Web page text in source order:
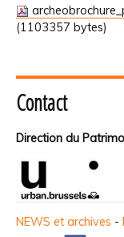
(1103357 bytes)
Contact
Direction du
NEWS et archives -